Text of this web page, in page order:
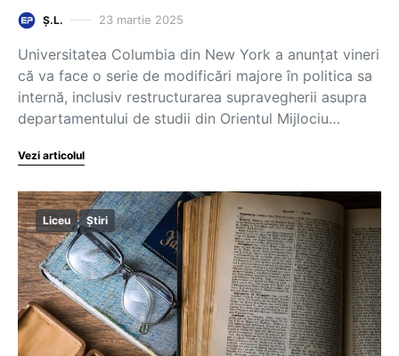
Ș.L. 23 martie 2025
Universitatea Columbia din New York a anunțat vineri
că va face o serie de modificări majore în politica sa
internă, inclusiv restructurarea supravegherii asupra
departamentului de studii din Orientul Mijlociu…
Vezi articolul
Liceu Știri